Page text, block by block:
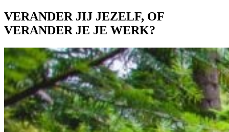
VERANDER JIJ JEZELF, OF
VERANDER JE JE WERK?